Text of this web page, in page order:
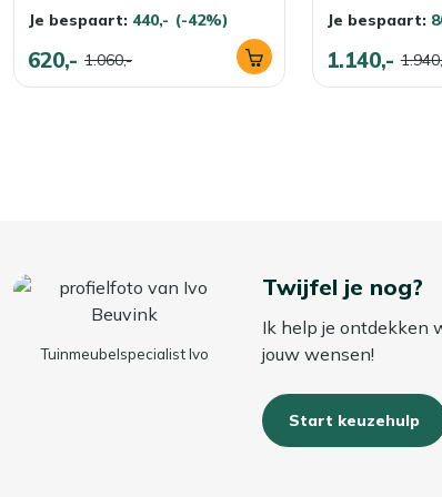
Je bespaart: 440,- (-42%)
620,- 1.060,-
Je bespaart:
1.140,-
Tuinmeubelspecialist Ivo
Twijfel je nog?
Ik help je ontdekken
jouw wensen!
Start keuzehulp